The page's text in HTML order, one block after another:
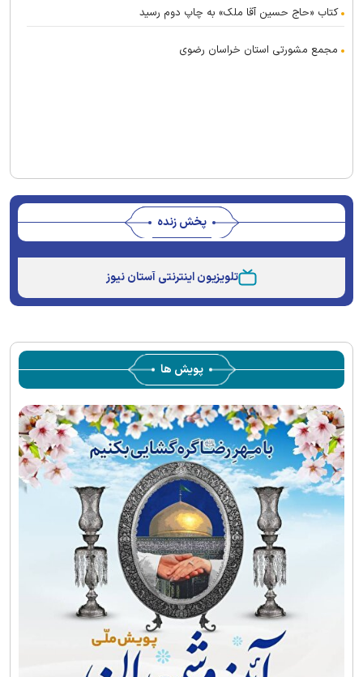
کتاب «حاج حسین آقا ملک» به چاپ دوم رسید
مجمع مشورتی استان خراسان رضوی
پخش زنده
تلویزیون اینترنتی آستان نیوز
پویش ها